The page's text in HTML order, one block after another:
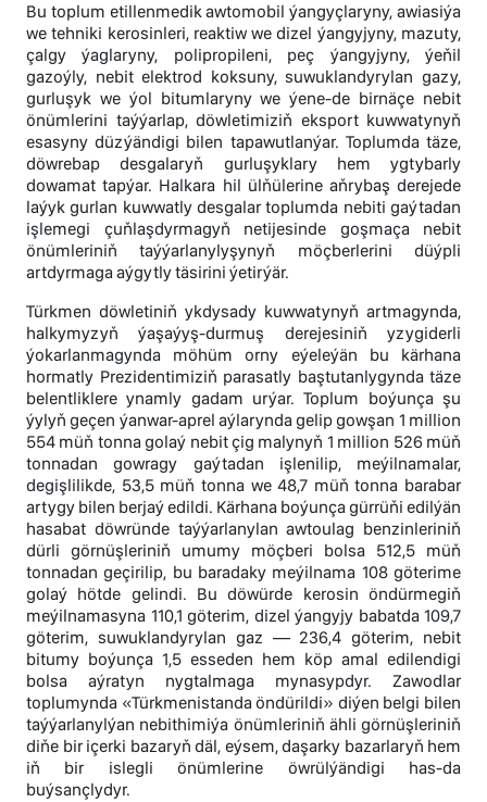
Bu toplum etillenmedik awtomobil ýangyçlaryny, awiasiýa
we tehniki kerosinleri, reaktiw we dizel ýangyjyny, mazuty,
çalgy ýaglaryny, polipropileni, peç ýangyjyny, ýeňil
gazoýly, nebit elektrod koksuny, suwuklandyrylan gazy,
gurluşyk we ýol bitumlaryny we ýene-de birnäçe nebit
önümlerini taýýarlap, döwletimiziň eksport kuwwatynyň
esasyny düzýändigi bilen tapawutlanýar. Toplumda täze,
döwrebap desgalaryň gurluşyklary hem ygtybarly
dowamat tapýar. Halkara hil ülňülerine aňrybaş derejede
laýyk gurlan kuwwatly desgalar toplumda nebiti gaýtadan
işlemegi çuňlaşdyrmagyň netijesinde goşmaça nebit
önümleriniň taýýarlanylyşynyň möçberlerini düýpli
artdyrmaga aýgytly täsirini ýetirýär.
Türkmen döwletiniň ykdysady kuwwatynyň artmagynda,
halkymyzyň ýaşaýyş-durmuş derejesiniň yzygiderli
ýokarlanmagynda möhüm orny eýeleýän bu kärhana
hormatly Prezidentimiziň parasatly baştutanlygynda täze
belentliklere ynamly gadam urýar. Toplum boýunça şu
ýylyň geçen ýanwar-aprel aýlarynda gelip gowşan 1 million
554 müň tonna golaý nebit çig malynyň 1 million 526 müň
tonnadan gowragy gaýtadan işlenilip, meýilnamalar,
degişlilikde, 53,5 müň tonna we 48,7 müň tonna barabar
artygy bilen berjaý edildi. Kärhana boýunça gürrüňi edilýän
hasabat döwründe taýýarlanylan awtoulag benzinleriniň
dürli görnüşleriniň umumy möçberi bolsa 512,5 müň
tonnadan geçirilip, bu baradaky meýilnama 108 göterime
golaý hötde gelindi. Bu döwürde kerosin öndürmegiň
meýilnamasyna 110,1 göterim, dizel ýangyjy babatda 109,7
göterim, suwuklandyrylan gaz — 236,4 göterim, nebit
bitumy boýunça 1,5 esseden hem köp amal edilendigi
bolsa aýratyn nygtalmaga mynasypdyr. Zawodlar
toplumynda «Türkmenistanda öndürildi» diýen belgi bilen
taýýarlanylýan nebithimiýa önümleriniň ähli görnüşleriniň
diňe bir içerki bazaryň däl, eýsem, daşarky bazarlaryň hem
iň bir islegli önümlerine öwrülýändigi has-da
buýsançlydyr.